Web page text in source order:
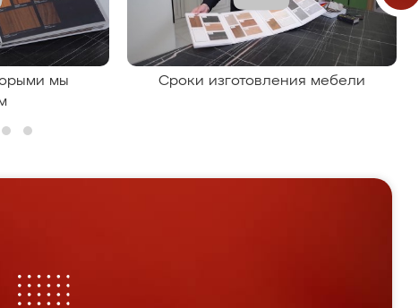
мы
Сроки изготовления мебели